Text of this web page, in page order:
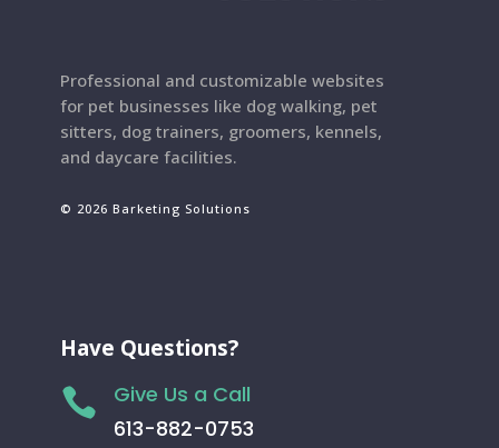
Professional and customizable websites
for pet businesses like dog walking, pet
sitters, dog trainers, groomers, kennels,
and daycare facilities.
© 2026 Barketing Solutions
Have Questions?

Give Us a Call
613-882-0753